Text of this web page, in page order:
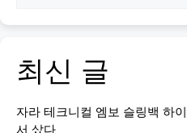
최신 글
자라 테크니컬 엠보 슬링백 하
서 샀다